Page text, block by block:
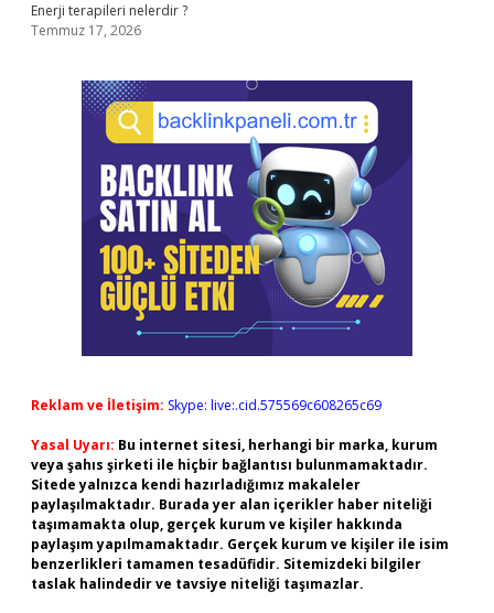
Enerji terapileri nelerdir ?
Temmuz 17, 2026
Reklam ve İletişim: Skype: live:.cid.575569c608265c69
Yasal Uyarı: Bu internet sitesi, herhangi bir marka, kurum
veya şahıs şirketi ile hiçbir bağlantısı bulunmamaktadır.
Sitede yalnızca kendi hazırladığımız makaleler
paylaşılmaktadır. Burada yer alan içerikler haber niteliği
taşımamakta olup, gerçek kurum ve kişiler hakkında
paylaşım yapılmamaktadır. Gerçek kurum ve kişiler ile isim
benzerlikleri tamamen tesadüfidir. Sitemizdeki bilgiler
taslak halindedir ve tavsiye niteliği taşımazlar.